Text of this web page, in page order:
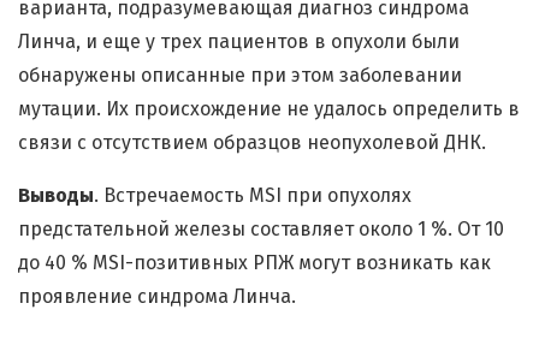
варианта, подразумевающая диагноз синдрома
Линча, и еще у трех пациентов в опухоли были
обнаружены описанные при этом заболевании
мутации. Их происхождение не удалось определить в
связи с отсутствием образцов неопухолевой ДНК.
Выводы. Встречаемость MSI при опухолях
предстательной железы составляет около 1 %. От 10
до 40 % MSI-позитивных РПЖ могут возникать как
проявление синдрома Линча.